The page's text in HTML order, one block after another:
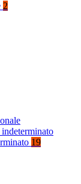
2
19